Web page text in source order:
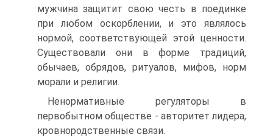
мужчина защитит свою честь в поединке
при любом оскорблении, и это являлось
нормой, соответствующей этой ценности.
Существовали они в форме традиций,
обычаев, обрядов, ритуалов, мифов, норм
морали и религии.
Ненормативные регуляторы в
первобытном обществе - авторитет лидера,
кровнородственные связи.